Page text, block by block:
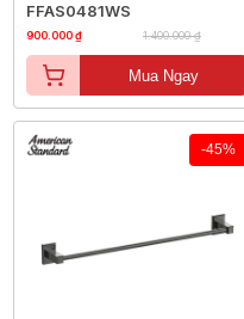
FFAS0481WS
900.000 ₫ 1.400.000 ₫
Mua Ngay
-45%